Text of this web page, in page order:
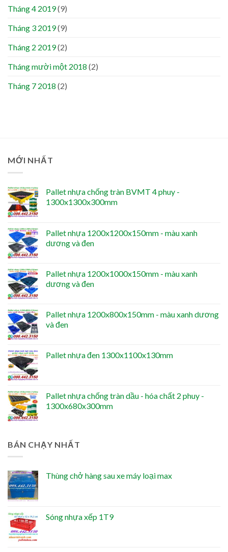
Tháng 4 2019(9)
Tháng 3 2019(9)
Tháng 2 2019(2)
Tháng mười một 2018 (2)
Tháng 7 2018 (2)
MỚI NHẤT
Pallet nhựa chống tràn BVMT 4 phuy -
1300x1300x300mm
Pallet nhựa 1200x1200x150mm - màu xanh
dương và đen
Pallet nhựa 1200x1000x150mm - màu xanh
dương và đen
Pallet nhựa 1200x800x150mm - màu xanh dương
và đen
Pallet nhựa đen 1300x1100x130mm
Pallet nhựa chống tràn dầu - hóa chất 2 phuy -
1300x680x300mm
BÁN CHẠY NHẤT
Thùng chở hàng sau xe máy loại max
Sóng nhựa xếp 1T9